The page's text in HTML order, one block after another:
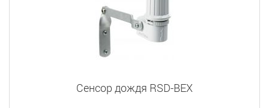
Сенсор дождя RSD-BEX